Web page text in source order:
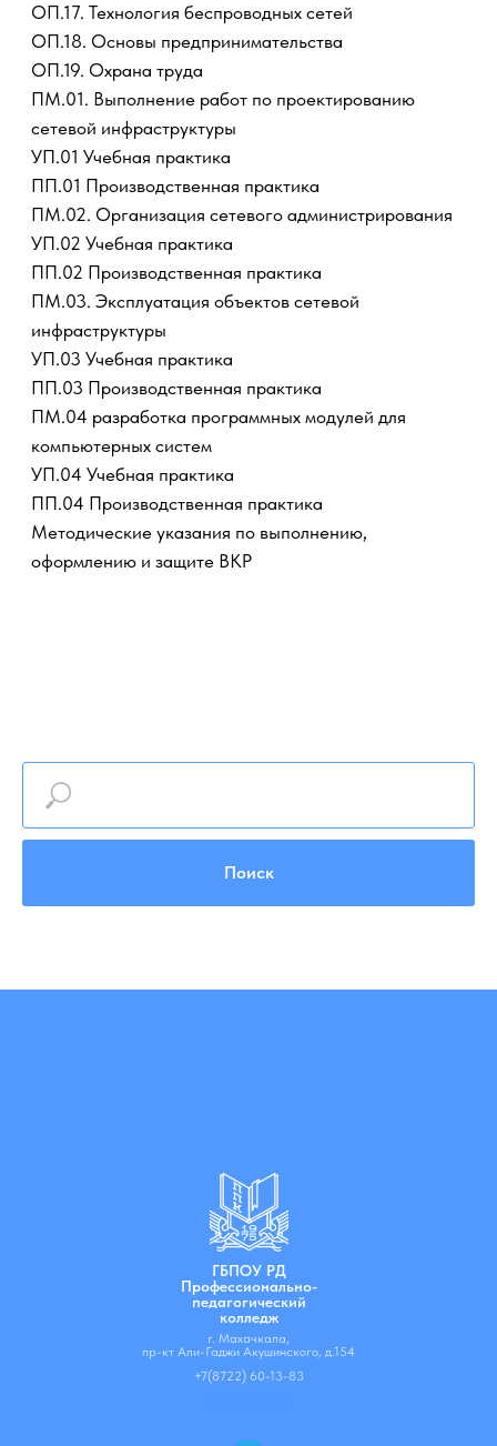
Поиск
ГБПОУ РД
Профессионально-
педагогический
колледж
г. Махачкала,
пр-кт Али-Гаджи Акушинского, д.154
+7(8722) 60-13-83